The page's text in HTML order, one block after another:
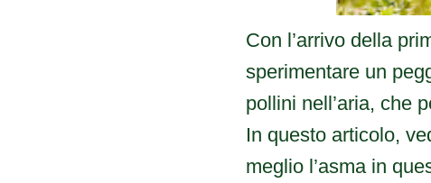
Con l’arrivo della
sperimentare un
pollini nell’aria, che
In questo articolo,
meglio l’asma in